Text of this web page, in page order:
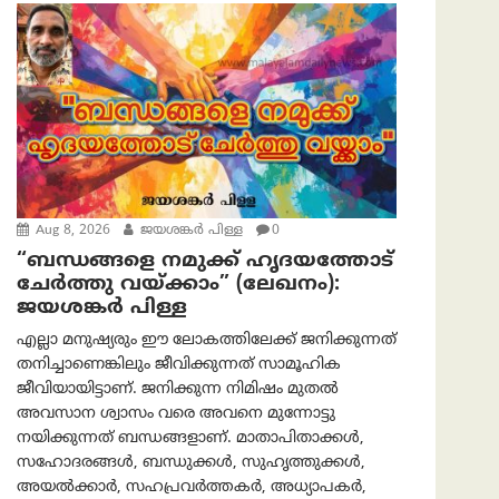
Aug 8, 2026 ജയശങ്കര്‍ പിള്ള 0
“ബന്ധങ്ങളെ നമുക്ക് ഹൃദയത്തോട്
ചേർത്തു വയ്ക്കാം” (ലേഖനം):
ജയശങ്കര്‍ പിള്ള
എല്ലാ മനുഷ്യരും ഈ ലോകത്തിലേക്ക് ജനിക്കുന്നത്
തനിച്ചാണെങ്കിലും ജീവിക്കുന്നത് സാമൂഹിക
ജീവിയായിട്ടാണ്. ജനിക്കുന്ന നിമിഷം മുതൽ
അവസാന ശ്വാസം വരെ അവനെ മുന്നോട്ടു
നയിക്കുന്നത് ബന്ധങ്ങളാണ്. മാതാപിതാക്കൾ,
സഹോദരങ്ങൾ, ബന്ധുക്കൾ, സുഹൃത്തുക്കൾ,
അയൽക്കാർ, സഹപ്രവർത്തകർ, അധ്യാപകർ,